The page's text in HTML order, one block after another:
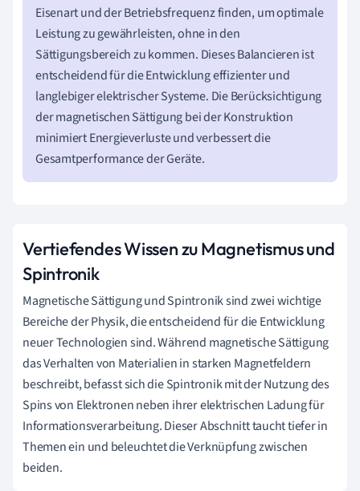
Eisenart und der Betriebsfrequenz finden, um optimale
Leistung zu gewährleisten, ohne in den
Sättigungsbereich zu kommen. Dieses Balancieren ist
entscheidend für die Entwicklung effizienter und
langlebiger elektrischer Systeme. Die Berücksichtigung
der magnetischen Sättigung bei der Konstruktion
minimiert Energieverluste und verbessert die
Gesamtperformance der Geräte.
Vertiefendes Wissen zu Magnetismus und
Spintronik
Magnetische Sättigung und Spintronik sind zwei wichtige
Bereiche der Physik, die entscheidend für die Entwicklung
neuer Technologien sind. Während magnetische Sättigung
das Verhalten von Materialien in starken Magnetfeldern
beschreibt, befasst sich die Spintronik mit der Nutzung des
Spins von Elektronen neben ihrer elektrischen Ladung für
Informationsverarbeitung. Dieser Abschnitt taucht tiefer in
Themen ein und beleuchtet die Verknüpfung zwischen
beiden.